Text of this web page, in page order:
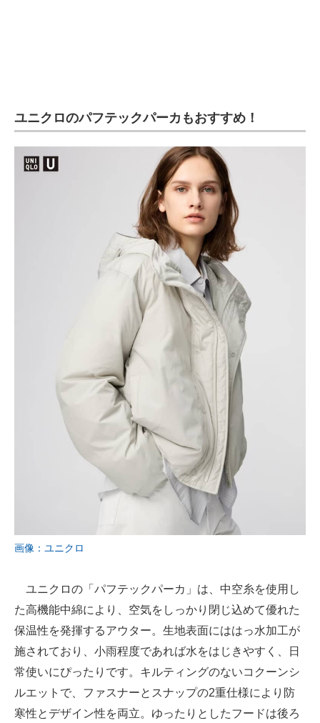
ユニクロのパフテックパーカもおすすめ！
画像：ユニクロ
ユニクロの「パフテックパーカ」は、中空糸を使用し
た高機能中綿により、空気をしっかり閉じ込めて優れた
保温性を発揮するアウター。生地表面にははっ水加工が
施されており、小雨程度であれば水をはじきやすく、日
常使いにぴったりです。キルティングのないコクーンシ
ルエットで、ファスナーとスナップの2重仕様により防
寒性とデザイン性を両立。ゆったりとしたフードは後ろ